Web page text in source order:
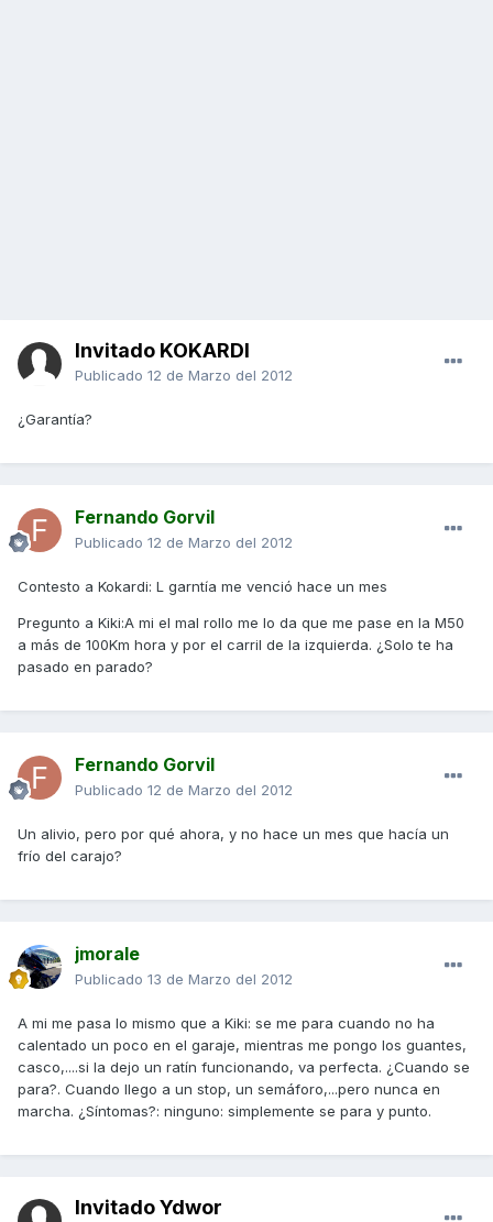
Invitado KOKARDI
Publicado 12 de Marzo del 2012
¿Garantía?
Fernando Gorvil
Publicado 12 de Marzo del 2012
Contesto a Kokardi: L garntía me venció hace un mes
Pregunto a Kiki:A mi el mal rollo me lo da que me pase en la M50
a más de 100Km hora y por el carril de la izquierda. ¿Solo te ha
pasado en parado?
Fernando Gorvil
Publicado 12 de Marzo del 2012
Un alivio, pero por qué ahora, y no hace un mes que hacía un
frío del carajo?
jmorale
Publicado 13 de Marzo del 2012
A mi me pasa lo mismo que a Kiki: se me para cuando no ha
calentado un poco en el garaje, mientras me pongo los guantes,
casco,....si la dejo un ratín funcionando, va perfecta. ¿Cuando se
para?. Cuando llego a un stop, un semáforo,...pero nunca en
marcha. ¿Síntomas?: ninguno: simplemente se para y punto.
Invitado Ydwor